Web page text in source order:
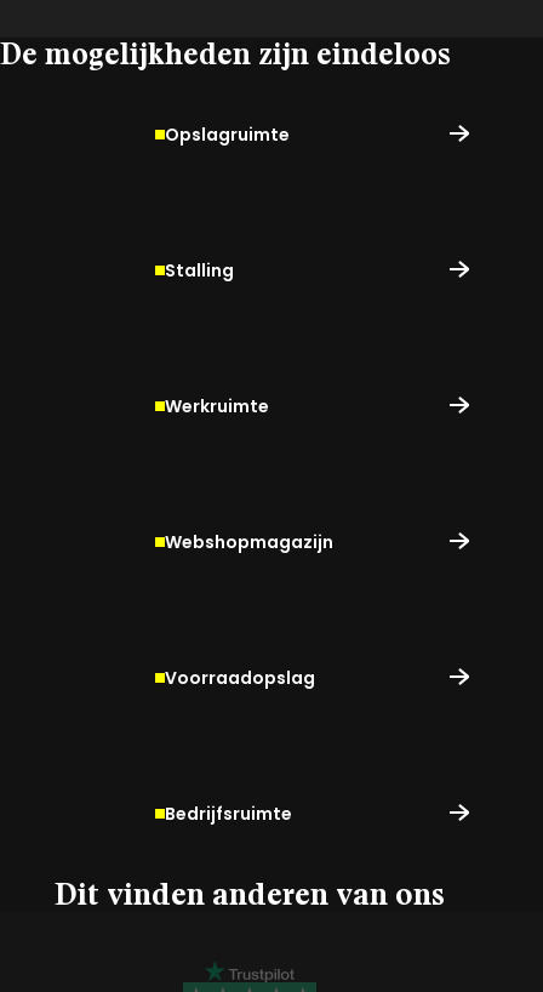
De mogelijkheden zijn eindeloos
Opslagruimte
Stalling
Werkruimte
Webshopmagazijn
Voorraadopslag
Bedrijfsruimte
Dit vinden anderen van ons